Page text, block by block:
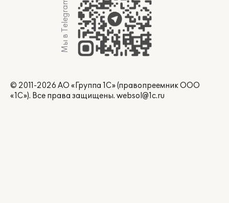
Мы в Telegram
© 2011-2026 АО «Группа 1С» (правопреемник ООО
«1С»). Все права защищены. websol@1c.ru